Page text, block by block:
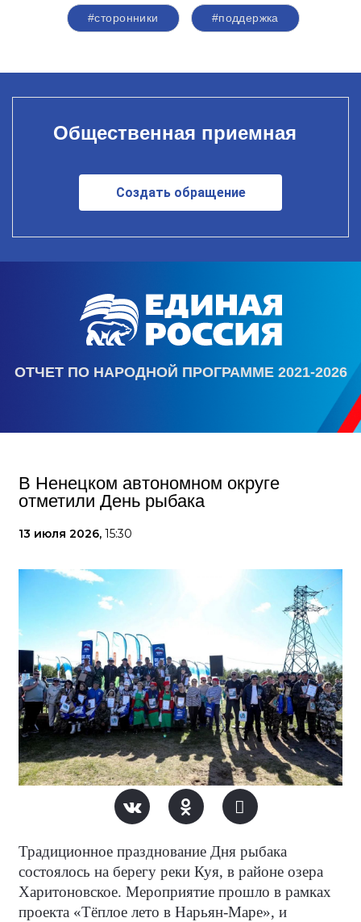
#сторонники #поддержка
Общественная приемная
Создать обращение
ОТЧЕТ ПО НАРОДНОЙ ПРОГРАММЕ 2021-2026
В Ненецком автономном округе
отметили День рыбака
13 июля 2026, 15:30
Традиционное празднование Дня рыбака
состоялось на берегу реки Куя, в районе озера
Харитоновское. Мероприятие прошло в рамках
проекта «Тёплое лето в Нарьян-Маре», и